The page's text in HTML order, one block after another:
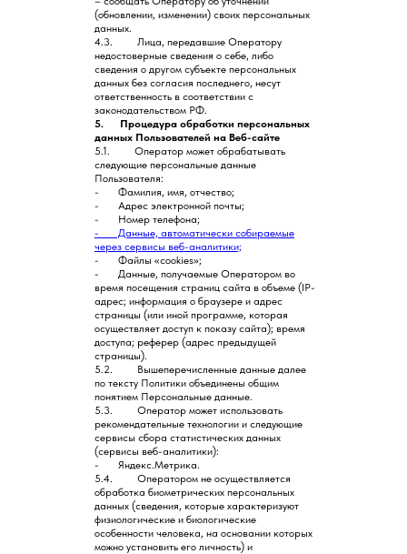
(обновлении, изменении) своих персональных
данных.
4.3. Лица, передавшие Оператору
недостоверные сведения о себе, либо
сведения о другом субъекте персональных
данных без согласия последнего, несут
ответственность в соответствии с
законодательством РФ.
5. Процедура обработки персональных
данных Пользователей на Веб-сайте
5.1. Оператор может обрабатывать
следующие персональные данные
Пользователя:
- Фамилия, имя, отчество;
- Адрес электронной почты;
- Номер телефона;
- Данные, автоматически собираемые
через сервисы веб-аналитики;
- Файлы «cookies»;
- Данные, получаемые Оператором во
время посещения страниц сайта в объеме (IP-
адрес; информация о браузере и адрес
страницы (или иной программе, которая
осуществляет доступ к показу сайта); время
доступа; реферер (адрес предыдущей
страницы).
5.2. Вышеперечисленные данные далее
по тексту Политики объединены общим
понятием Персональные данные.
5.3. Оператор может использовать
рекомендательные технологии и следующие
сервисы сбора статистических данных
(сервисы веб-аналитики):
- Яндекс.Метрика.
5.4. Оператором не осуществляется
обработка биометрических персональных
данных (сведения, которые характеризуют
физиологические и биологические
особенности человека, на основании которых
можно установить его личность) и